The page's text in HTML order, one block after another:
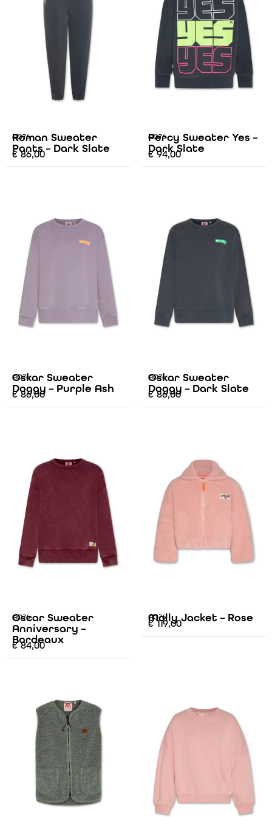
AO76
Roman Sweater
Pants – Dark Slate
€86,00
AO76
Percy Sweater Yes –
Dark Slate
€94,00
AO76
Oskar Sweater
Doggy – Purple Ash
€86,00
AO76
Oskar Sweater
Doggy – Dark Slate
€86,00
AO76
Oscar Sweater
Anniversary –
Bordeaux
€84,00
AO76
Molly Jacket – Rose
€119,00